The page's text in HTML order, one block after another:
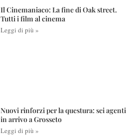
Il Cinemaniaco: La fine di Oak street.
Tutti i film al cinema
Leggi di più »
Nuovi rinforzi per la questura: sei agenti
in arrivo a Grosseto
Leggi di più »